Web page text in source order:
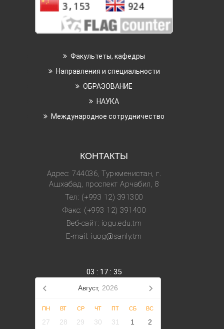
Факультеты, кафедры
Направления и специальности
ОБРАЗОВАНИЕ
НАУКА
Международное сотрудничество
КОНТАКТЫ
Адрес: 744036, Туркменистан, г.
Ашхабад, проспект Арчабил, 8
Тел: (+993 12) 391300
Факс: (+993 12) 391400
Веб-сайт: iogu.edu.tm
E-mail: iuog@sanly.tm
03 : 17 : 36
Август, 2026
ПН ВТ СР ЧТ ПТ СБ ВС
27 28 29 30 31 1 2